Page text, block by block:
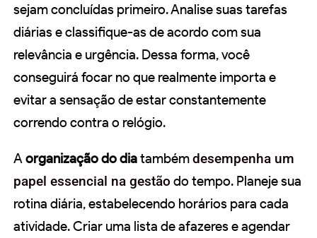
sejam concluídas primeiro. Analise suas tarefas
diárias e classifique-as de acordo com sua
relevância e urgência. Dessa forma, você
conseguirá focar no que realmente importa e
evitar a sensação de estar constantemente
correndo contra o relógio.
Aorganização do diatambémdesempenha um
papel essencial na gestão do tempo. Planeje sua
rotina diária, estabelecendo horários para cada
atividade. Criar uma lista de afazeres e agendar